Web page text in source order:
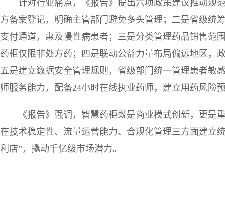
针对行业痛点，《报告》提出六项政策建议推动规
方备案登记，明确主管部门避免多头管理；二是省级统
支付通道，惠及慢性病患者；三是分类管理药品销售范
药柜仅限非处方药；四是联动公益力量布局偏远地区，
五是建立数据安全管理规则，省级部门统一管理患者敏
师服务能力，配备24小时在线执业药师，建立用药风险
《报告》强调，智慧药柜既是商业模式创新，更
在技术稳定性、流量运营能力、合规化管理三方面建立
利店”，撬动千亿级市场潜力。